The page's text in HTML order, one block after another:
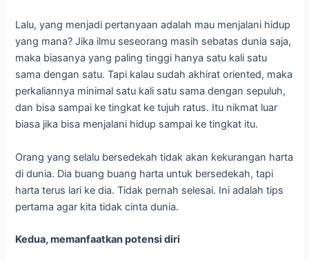
Lalu, yang menjadi pertanyaan adalah mau menjalani hidup
yang mana? Jika ilmu seseorang masih sebatas dunia saja,
maka biasanya yang paling tinggi hanya satu kali satu
sama dengan satu. Tapi kalau sudah akhirat oriented, maka
perkaliannya minimal satu kali satu sama dengan sepuluh,
dan bisa sampai ke tingkat ke tujuh ratus. Itu nikmat luar
biasa jika bisa menjalani hidup sampai ke tingkat itu.
Orang yang selalu bersedekah tidak akan kekurangan harta
di dunia. Dia buang buang harta untuk bersedekah, tapi
harta terus lari ke dia. Tidak pernah selesai. Ini adalah tips
pertama agar kita tidak cinta dunia.
Kedua, memanfaatkan potensi diri